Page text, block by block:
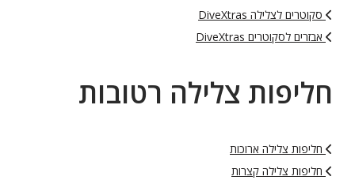
סקוטרים לצלילה DiveXtras
אבזרים לסקוטרים DiveXtras
חליפות צלילה רטובות
חליפות צלילה ארוכות
חליפות צלילה קצרות